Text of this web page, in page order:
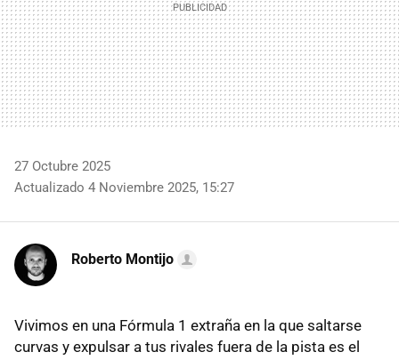
27 Octubre 2025
Actualizado 4 Noviembre 2025, 15:27
Roberto Montijo
Vivimos en una Fórmula 1 extraña en la que saltarse
curvas y expulsar a tus rivales fuera de la pista es el